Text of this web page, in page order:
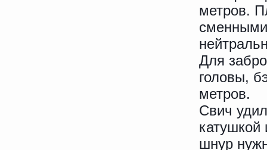
метров.
Для
головы,
метров.
Свич
шнур